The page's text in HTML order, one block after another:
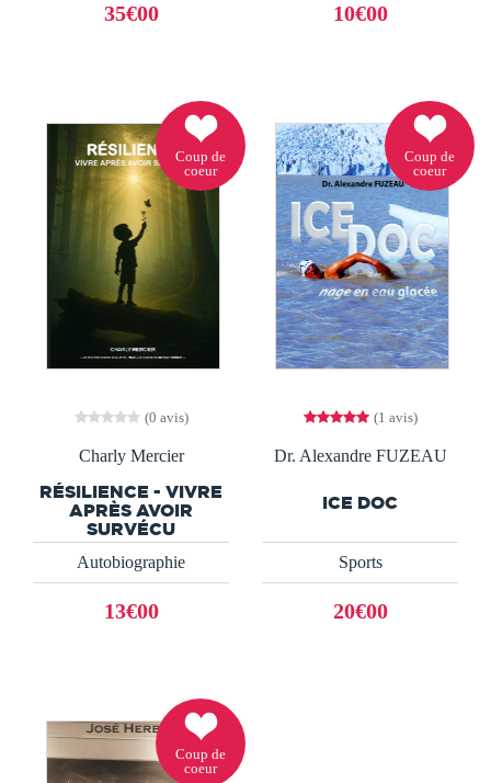
35€00 10€00
Coup de
coeur
(0 avis)
Charly Mercier
RÉSILIENCE - VIVRE
APRÈS AVOIR
SURVÉCU
Autobiographie
13€00
Coup de
coeur
(1 avis)
Dr. Alexandre FUZEAU
ICE DOC
Sports
20€00
Coup de
coeur